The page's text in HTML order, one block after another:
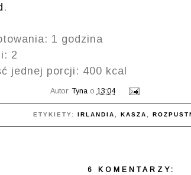
.
1 godzina
2
jednej porcji: 400 kcal
Autor:Tyna o 13:04
ETYKIETY: IRLANDIA, KASZA,
6 KOMENTARZY: